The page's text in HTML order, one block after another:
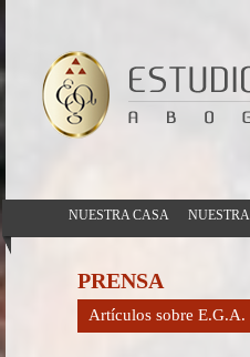
NUESTRA CASA
PRENSA
Artículos sobre E.G.A.